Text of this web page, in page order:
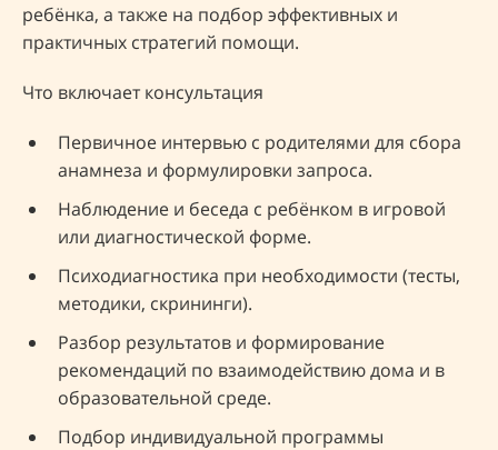
ребёнка, а также на подбор эффективных и
практичных стратегий помощи.
Что включает консультация
Первичное интервью с родителями для сбора
анамнеза и формулировки запроса.
Наблюдение и беседа с ребёнком в игровой
или диагностической форме.
Психодиагностика при необходимости (тесты,
методики, скрининги).
Разбор результатов и формирование
рекомендаций по взаимодействию дома и в
образовательной среде.
Подбор индивидуальной программы